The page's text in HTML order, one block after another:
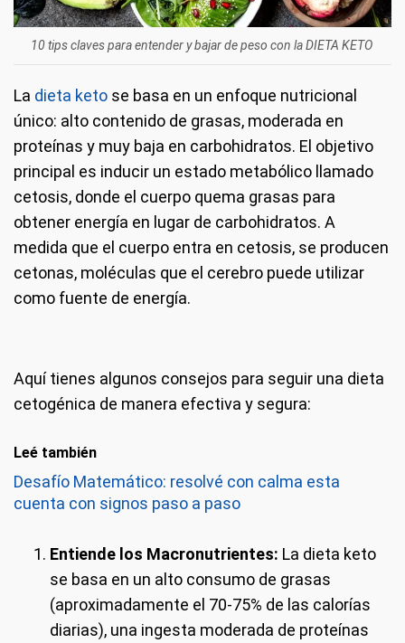
10 tips claves para entender y bajar de peso con la DIETA KETO
La dieta keto se basa en un enfoque nutricional
único: alto contenido de grasas, moderada en
proteínas y muy baja en carbohidratos. El objetivo
principal es inducir un estado metabólico llamado
cetosis, donde el cuerpo quema grasas para
obtener energía en lugar de carbohidratos. A
medida que el cuerpo entra en cetosis, se producen
cetonas, moléculas que el cerebro puede utilizar
como fuente de energía.
Aquí tienes algunos consejos para seguir una dieta
cetogénica de manera efectiva y segura:
Leé también
Desafío Matemático: resolvé con calma esta
cuenta con signos paso a paso
Entiende los Macronutrientes: La dieta keto
se basa en un alto consumo de grasas
(aproximadamente el 70-75% de las calorías
diarias), una ingesta moderada de proteínas